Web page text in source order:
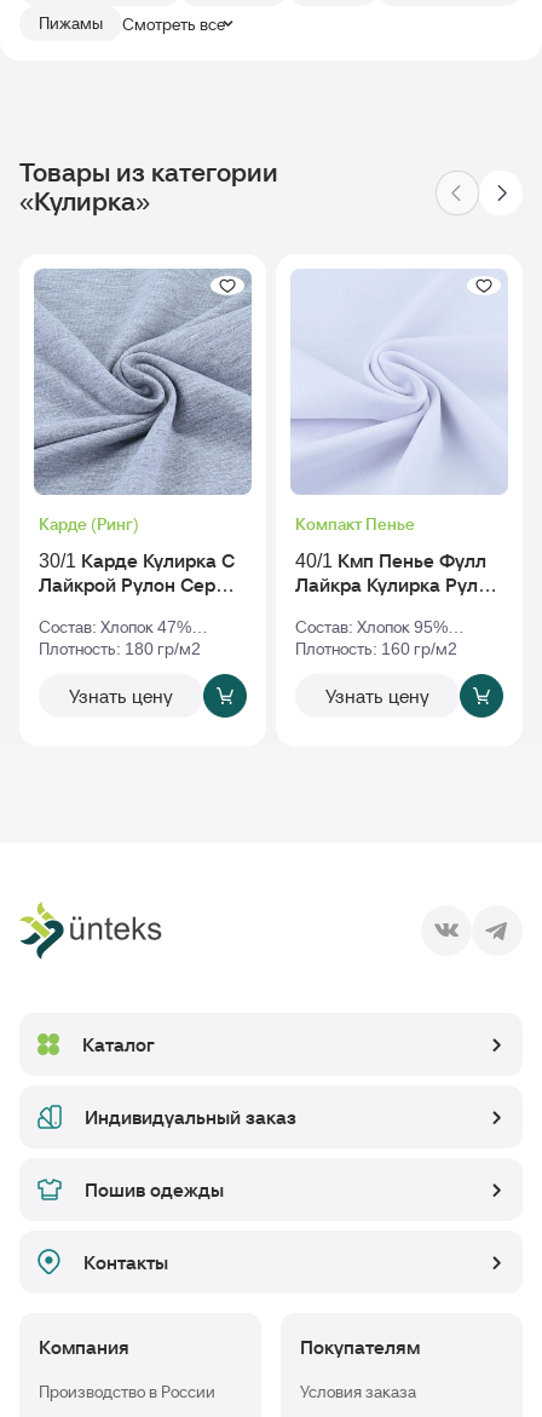
Пижамы
Смотреть все
Товары из категории
«Кулирка»
Карде (Ринг)
30/1 Карде Кулирка С
Лайкрой Рулон Серый-
Состав: Хлопок 47%
Полиэстер 47% Эластан
Плотность: 180 гр/м2
Узнать цену
Компакт Пенье
40/1 Кмп Пенье Фулл
Лайкра Кулирка Рулон
Состав: Хлопок 95%
Эластан 5%
Плотность: 160 гр/м2
Узнать цену
Каталог
Индивидуальный заказ
Пошив одежды
Контакты
Компания
Производство в России
Покупателям
Условия заказа